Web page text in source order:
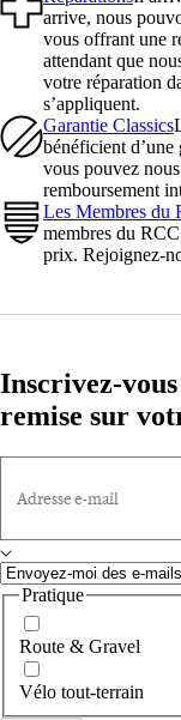
arrive, nous
vous offrant une
attendant que
votre réparation
s’appliquent.
Garantie Classics
bénéficient d’une
vous pouvez
remboursement
Les Membres du
membres du
prix. Rejoignez-
Inscrivez-
remise sur
Adresse e-mail
Pratique
Route & Gravel
Vélo tout-terrain